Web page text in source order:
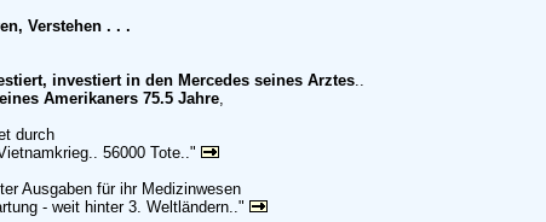
Verstehen . . .
investiert in den Mercedes seines Arztes..
Amerikaners 75.5 Jahre,
durch
56000 Tote.."
Ausgaben für ihr Medizinwesen
- weit hinter 3. Weltländern.."